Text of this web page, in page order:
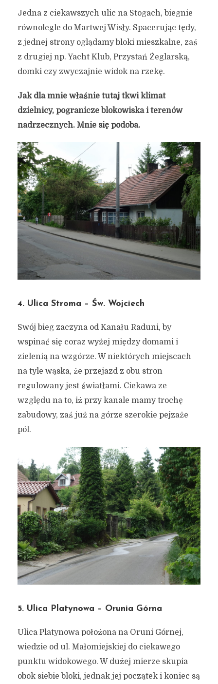
Siedem ulic pokazujących
jak ciekawym miastem jest
Gdańsk #8
2 czerwca 2019
4 min czytania
Autor:Kamil Sulewski
Jedna z ciekawszych ulic na Stogach, biegnie
równolegle do Martwej Wisły. Spacerując tędy,
z jednej strony oglądamy bloki mieszkalne, zaś
z drugiej np. Yacht Klub, Przystań Żeglarską,
domki czy zwyczajnie widok na rzekę.
Jak dla mnie właśnie tutaj tkwi klimat
dzielnicy, pogranicze blokowiska i terenów
nadrzecznych. Mnie się podoba.
4. Ulica Stroma – Św. Wojciech
Swój bieg zaczyna od Kanału Raduni, by
wspinać się coraz wyżej między domami i
zielenią na wzgórze. W niektórych miejscach
na tyle wąska, że przejazd z obu stron
regulowany jest światłami. Ciekawa ze
względu na to, iż przy kanale mamy trochę
zabudowy, zaś już na górze szerokie pejzaże
pól.
5. Ulica Platynowa – Orunia Górna
Ulica Platynowa położona na Oruni Górnej,
wiedzie od ul. Małomiejskiej do ciekawego
punktu widokowego. W dużej mierze skupia
obok siebie bloki, jednak jej początek i koniec są